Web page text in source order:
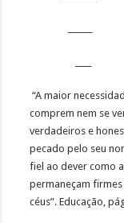
______ -20
____ -30
“A maior
comprem nem se
verdadeiros e
pecado pelo seu
fiel ao dever como
permaneçam
céus”. Educação,